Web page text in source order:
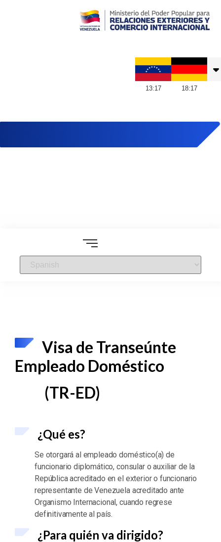
13:17 18:17
Visa de Transeúnte
Empleado Doméstico
(TR-ED)
¿Qué es?
Se otorgará al empleado doméstico(a) de
funcionario diplomático, consular o auxiliar de la
República acreditado en el exterior o funcionario
representante de Venezuela acreditado ante
Organismo Internacional, cuando regrese
definitivamente al país.
¿Para quién va dirigido?